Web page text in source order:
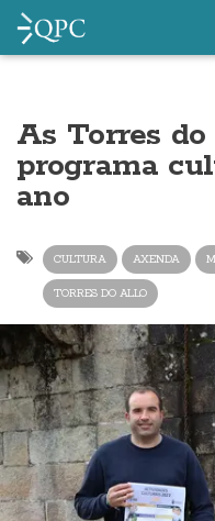
As Torres
programa
ano
CULTURA AXENDA
TORRES DO ALLO